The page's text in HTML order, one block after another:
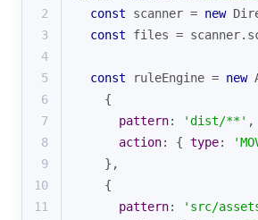
2
const scanner = new
3
const files =
4
5
const ruleEngine = new
6
    {
7
pattern: 'dist/**' ,
8
action: { type:
9
    },
10
    {
11
pattern: 'src/